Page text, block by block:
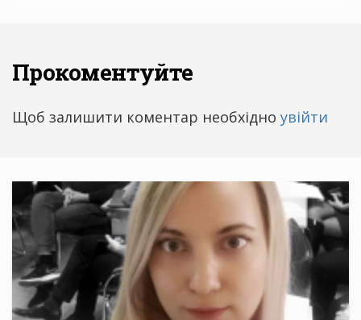
Прокоментуйте
Щоб залишити коментар необхідно увійти